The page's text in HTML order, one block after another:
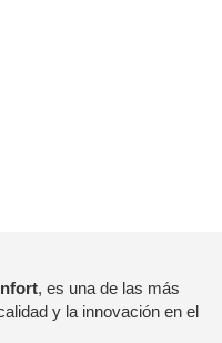
, es una de las más
y la innovación en el